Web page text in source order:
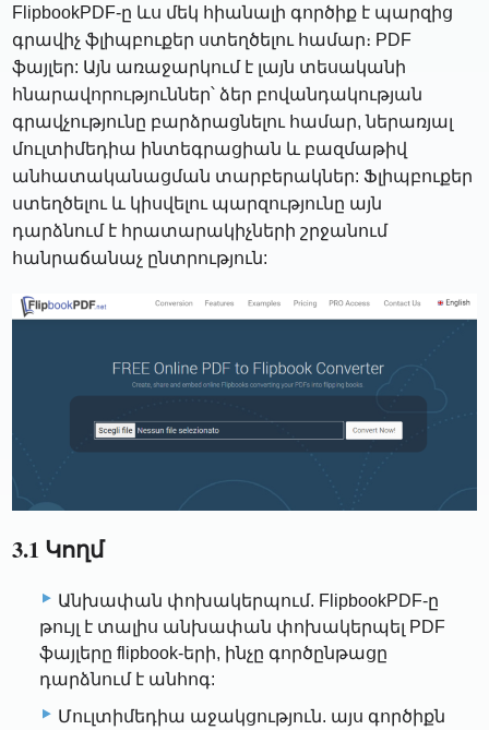
FlipbookPDF-ը ևս մեկ հիանալի գործիք է պարզից
գրավիչ ֆլիպբուքեր ստեղծելու համար։ PDF
ֆայլեր: Այն առաջարկում է լայն տեսականի
հնարավորություններ՝ ձեր բովանդակության
գրավչությունը բարձրացնելու համար, ներառյալ
մուլտիմեդիա ինտեգրացիան և բազմաթիվ
անհատականացման տարբերակներ: Ֆլիպբուքեր
ստեղծելու և կիսվելու պարզությունը այն
դարձնում է հրատարակիչների շրջանում
հանրաճանաչ ընտրություն:
3.1 Կողմ
Անխափան փոխակերպում. FlipbookPDF-ը
թույլ է տալիս անխափան փոխակերպել PDF
ֆայլերը flipbook-երի, ինչը գործընթացը
դարձնում է անհոգ:
Մուլտիմեդիա աջակցություն. այս գործիքն